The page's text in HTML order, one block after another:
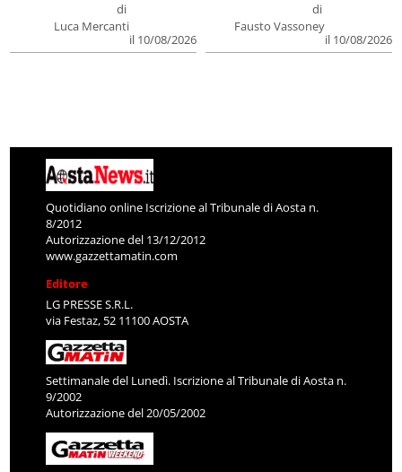
di
Luca Mercanti
il 10/08/2026
di
Fausto Vassoney
il 10/08/2026
Quotidiano online Iscrizione al Tribunale di Aosta n.
8/2012
Autorizzazione del 13/12/2012
www.gazzettamatin.com
Editore
LG PRESSE S.R.L.
via Festaz, 52 11100 AOSTA
Settimanale del Lunedì. Iscrizione al Tribunale di Aosta n.
9/2002
Autorizzazione del 20/05/2002